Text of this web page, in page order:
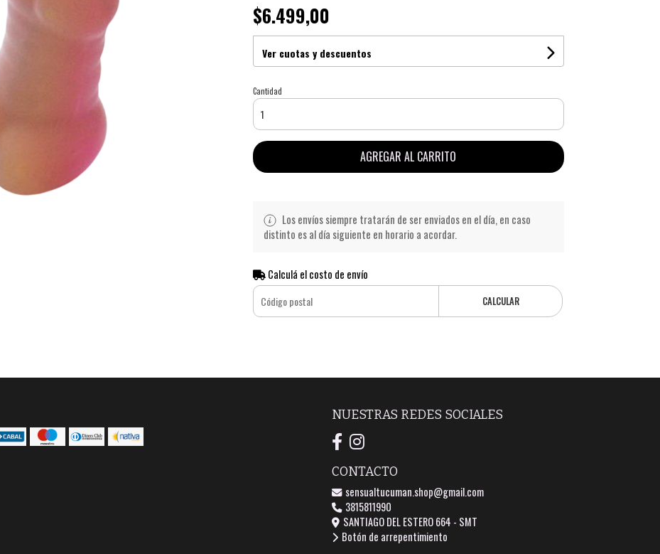
$6.499,00
Ver cuotas y descuentos
Cantidad
AGREGAR AL CARRITO
Los envíos siempre tratarán de ser enviados en el día, en caso
distinto es al día siguiente en horario a acordar.
Calculá el costo de envío
CALCULAR
NUESTRAS REDES SOCIALES
CONTACTO
sensualtucuman.shop@gmail.com
3815811990
SANTIAGO DEL ESTERO 664 - SMT
Botón de arrepentimiento